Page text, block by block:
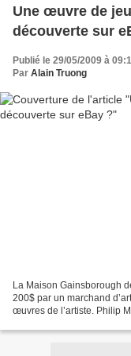
Une œuvre de
découverte sur
Publié le 29/05/2009 à
Par Alain Truong
La Maison Gainsborough
200$ par un marchand
œuvres de l’artiste. Philip